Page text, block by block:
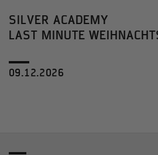
SILVER ACADEMY
LAST MINUTE
09.12.2026